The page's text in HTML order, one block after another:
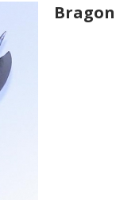
Bragon